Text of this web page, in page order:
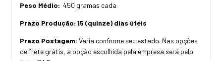
Peso Médio: 450 gramas cada
Prazo Produção: 15 (quinze) dias úteis
Prazo Postagem: Varia conforme seu estado. Nas opções
de frete grátis, a opção escolhida pela empresa será pelo